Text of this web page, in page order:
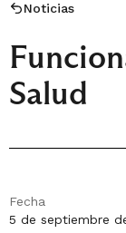
Noticias
Salud
Fecha
5 de septiembre